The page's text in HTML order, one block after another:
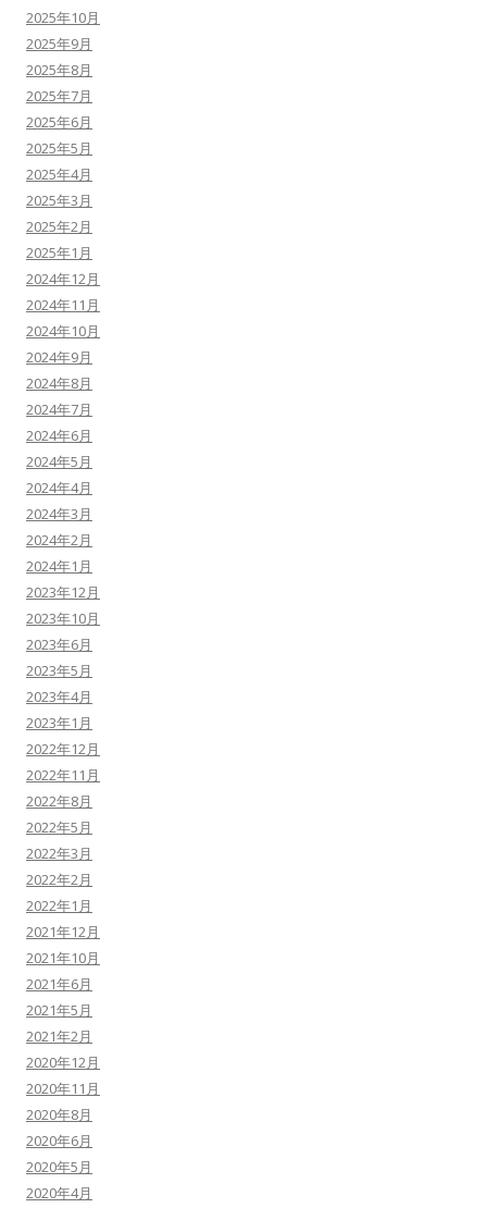
2025年10月
2025年9月
2025年8月
2025年7月
2025年6月
2025年5月
2025年4月
2025年3月
2025年2月
2025年1月
2024年12月
2024年11月
2024年10月
2024年9月
2024年8月
2024年7月
2024年6月
2024年5月
2024年4月
2024年3月
2024年2月
2024年1月
2023年12月
2023年10月
2023年6月
2023年5月
2023年4月
2023年1月
2022年12月
2022年11月
2022年8月
2022年5月
2022年3月
2022年2月
2022年1月
2021年12月
2021年10月
2021年6月
2021年5月
2021年2月
2020年12月
2020年11月
2020年8月
2020年6月
2020年5月
2020年4月